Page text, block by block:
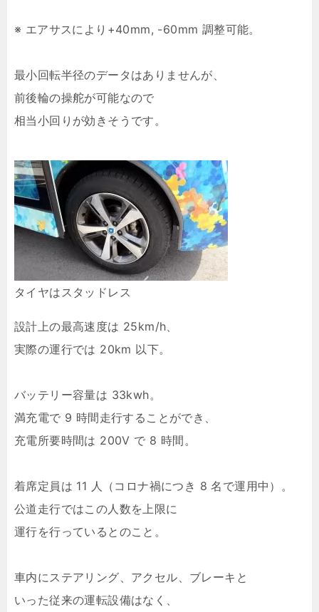
※ エアサスにより+40mm, -60mm 調整可能。
最小回転半径のデータはありませんが、
前後輪の操舵が可能なので
相当小回りが効きそうです。
タイヤはスタッドレス
設計上の最高速度は 25km/h、
実際の運行では 20km 以下。
バッテリー容量は 33kwh。
満充電で 9 時間走行することができ、
充電所要時間は 200V で 8 時間。
着席定員は 11 人（コロナ禍につき 8 名で運用中）。
公道走行ではこの人数を上限に
運行を行っているとのこと。
車内にステアリング、アクセル、ブレーキと
いった従来の運転設備はなく、